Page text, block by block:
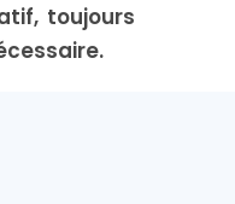
toujours